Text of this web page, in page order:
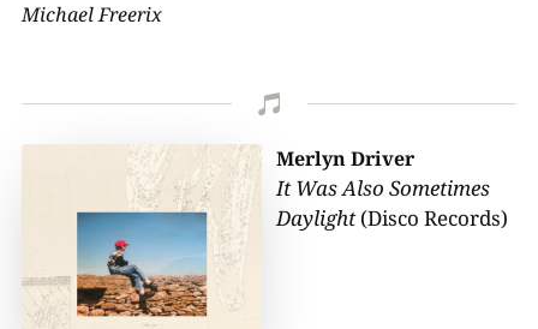
Michael Freerix

Merlyn Driver
It Was Also Sometimes
Daylight(Disco Records)